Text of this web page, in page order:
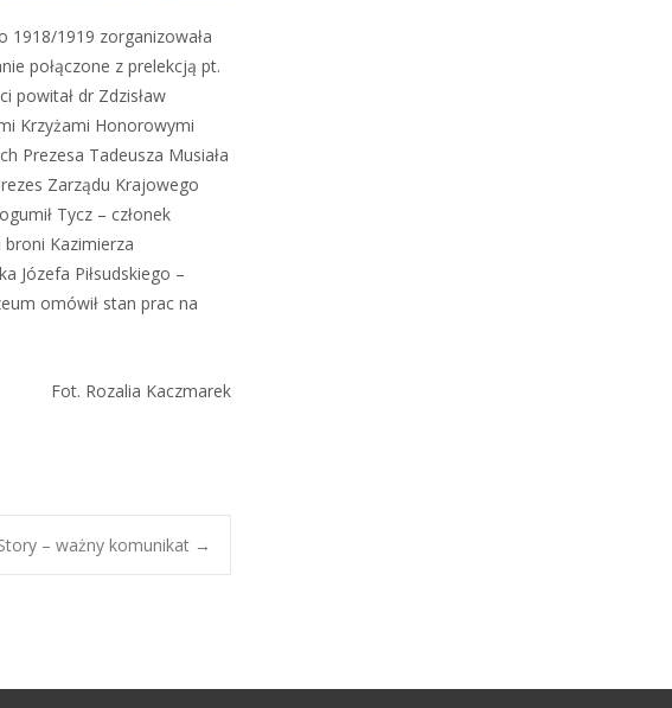
1918/1919 zorganizowała
połączone z prelekcją pt.
powitał dr Zdzisław
Krzyżami Honorowymi
Prezesa Tadeusza Musiała
Zarządu Krajowego
Tycz – członek
broni Kazimierza
Józefa Piłsudskiego –
omówił stan prac na
Fot. Rozalia Kaczmarek
– ważny komunikat →